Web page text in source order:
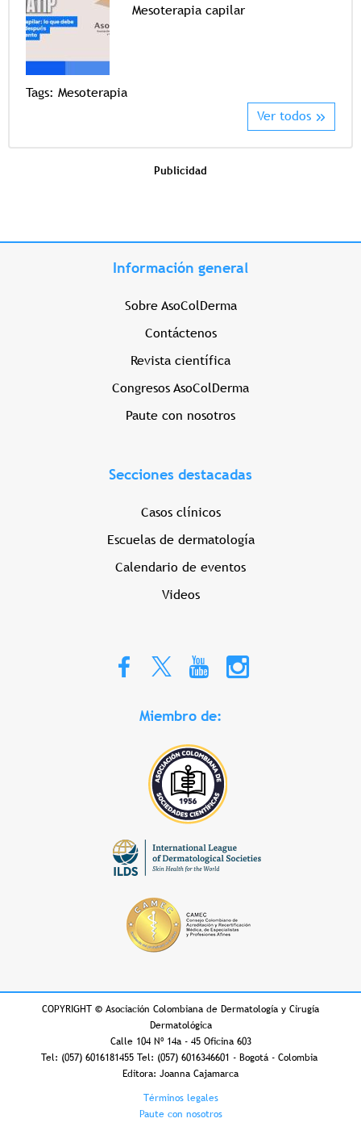
Mesoterapia capilar
Tags: Mesoterapia
Ver todos
Publicidad
Información general
Sobre AsoColDerma
Contáctenos
Revista científica
Congresos AsoColDerma
Paute con nosotros
Secciones destacadas
Casos clínicos
Escuelas de dermatología
Calendario de eventos
Videos
Miembro de:
COPYRIGHT © Asociación Colombiana de Dermatología y Cirugía
Dermatológica
Calle 104 Nº 14a - 45 Oficina 603
Tel: (057) 6016181455 Tel: (057) 6016346601 - Bogotá - Colombia
Editora: Joanna Cajamarca
Términos legales
Paute con nosotros